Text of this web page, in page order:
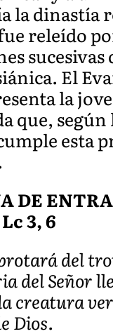
la dinastía
releído
sucesivas
El
la
que, según
esta
DE
Lc 3, 6
del
del Señor
creatura
Dios.